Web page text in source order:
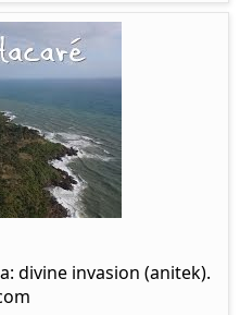
divine invasion (anitek).